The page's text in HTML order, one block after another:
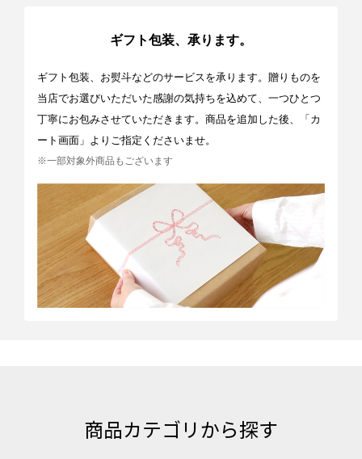
ギフト包装、承ります。
ギフト包装、お熨斗などのサービスを承ります。贈りものを
当店でお選びいただいた感謝の気持ちを込めて、一つひとつ
丁寧にお包みさせていただきます。商品を追加した後、「カ
ート画面」よりご指定くださいませ。
※一部対象外商品もございます
商品カテゴリから探す